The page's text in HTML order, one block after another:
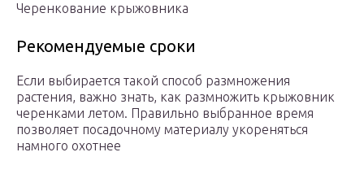
Черенкование крыжовника
Рекомендуемые сроки
Если выбирается такой способ размножения
растения, важно знать, как размножить крыжовник
черенками летом. Правильно выбранное время
позволяет посадочному материалу укореняться
намного охотнее